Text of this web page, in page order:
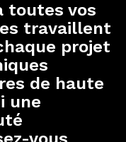
toutes vos
travaillent
projet
de haute
une